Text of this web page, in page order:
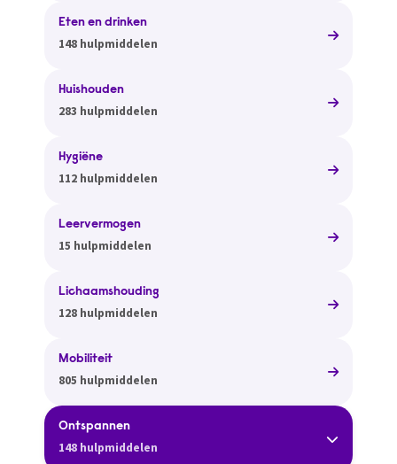
Eten en drinken
148 hulpmiddelen
Huishouden
283 hulpmiddelen
Hygiëne
112 hulpmiddelen
Leervermogen
15 hulpmiddelen
Lichaamshouding
128 hulpmiddelen
Mobiliteit
805 hulpmiddelen
Ontspannen
148 hulpmiddelen